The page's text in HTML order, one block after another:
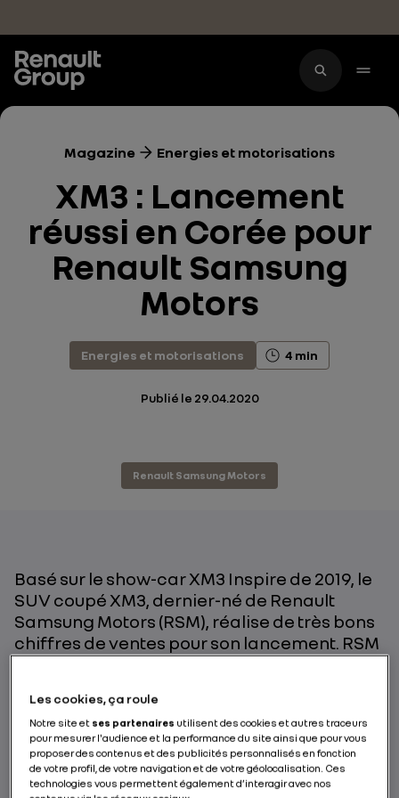
Magazine Energies et motorisations
XM3 : Lancement
réussi en Corée pour
Renault Samsung
Motors
Energies et motorisations 4 min
Publié le 29.04.2020
Renault Samsung Motors
Basé sur le show-car XM3 Inspire de 2019, le
SUV coupé XM3, dernier-né de Renault
Samsung Motors (RSM), réalise de très bons
chiffres de ventes pour son lancement. RSM
est le premier constructeur généraliste à
coréen. XM3 est la version spécifique à la
Corée du SUV coupé Renault Arkana, déjà
commercialisé en Russie et qui s’annonce
comme un modèle d’envergure mondiale.
Les cookies, ça roule
Notre site et ses partenaires utilisent des cookies et autres traceurs
pour mesurer l'audience et la performance du site ainsi que pour vous
proposer des contenus et des publicités personnalisés en fonction
de votre profil, de votre navigation et de votre géolocalisation. Ces
technologies vous permettent également d’interagir avec nos